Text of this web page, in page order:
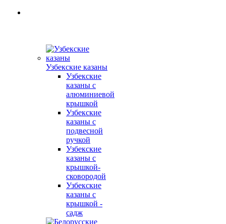
Узбекские казаны
Узбекские
казаны с
алюминиевой
крышкой
Узбекские
казаны с
подвесной
ручкой
Узбекские
казаны с
крышкой-
сковородой
Узбекские
казаны с
крышкой -
садж